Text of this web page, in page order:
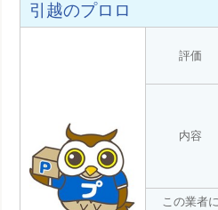
引越のプロロ
評価
内容
この業者